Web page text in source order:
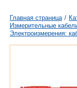
Главная страница /
Измерительные
Электроизмерения: